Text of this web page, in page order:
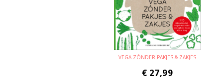
VEGA ZÓNDER PAKJES & ZAKJES
€ 27,99